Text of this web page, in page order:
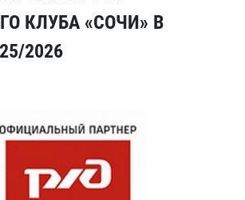
КЛУБА «СОЧИ» В
2026